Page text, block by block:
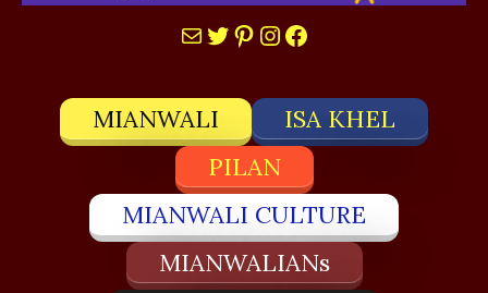
MailTwitter
Pinterest
Instagram
Facebook
MIANWALI
ISA KHEL
PILAN
MIANWALI CULTURE
MIANWALIANs